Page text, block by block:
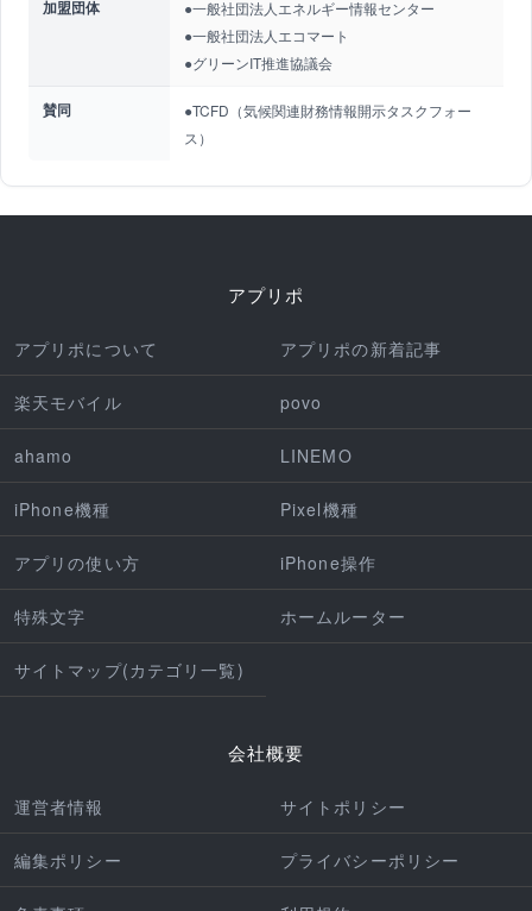
加盟団体
●一般社団法人エネルギー情報センター
●一般社団法人エコマート
●グリーンIT推進協議会
賛同
●TCFD（気候関連財務情報開示タスクフォー
ス）
アプリポ
アプリポについて アプリポの新着記事
楽天モバイル povo
ahamo LINEMO
iPhone機種 Pixel機種
アプリの使い方 iPhone操作
特殊文字 ホームルーター
サイトマップ(カテゴリ一覧)
会社概要
運営者情報 サイトポリシー
編集ポリシー プライバシーポリシー